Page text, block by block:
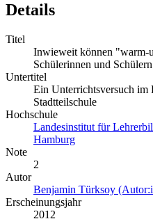
Details
Titel
Inwieweit können "warm-
Schülerinnen und
Untertitel
Ein Unterrichtsversuch im
Stadtteilschule
Hochschule
Landesinstitut für
Hamburg
Note
2
Autor
Benjamin Türksoy
Erscheinungsjahr
2012